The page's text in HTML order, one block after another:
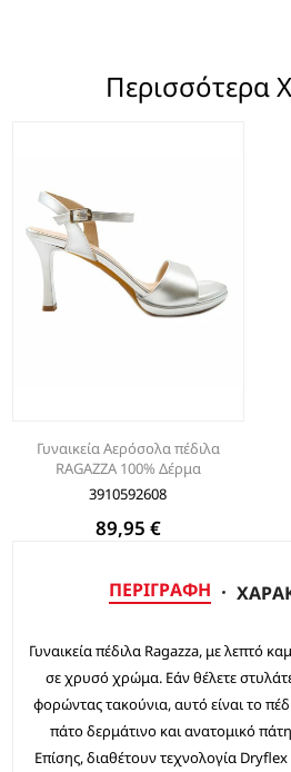
Περισσότερα
Γυναικεία Αερόσολα πέδιλα
RAGAZZA 100% Δέρμα
3910592608
89,95 €
ΠΕΡΙΓΡΑΦΉ
Γυναικεία πέδιλα Ragazza, με λεπτό
σε χρυσό χρώμα. Εάν θέλετε
φορώντας τακούνια, αυτό είναι το
πάτο δερμάτινο και ανατομικό
Επίσης, διαθέτουν τεχνολογία Dryflex